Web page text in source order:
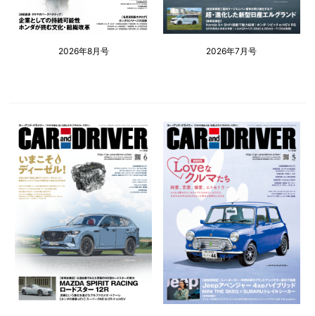
2026年8月号 2026年7月号